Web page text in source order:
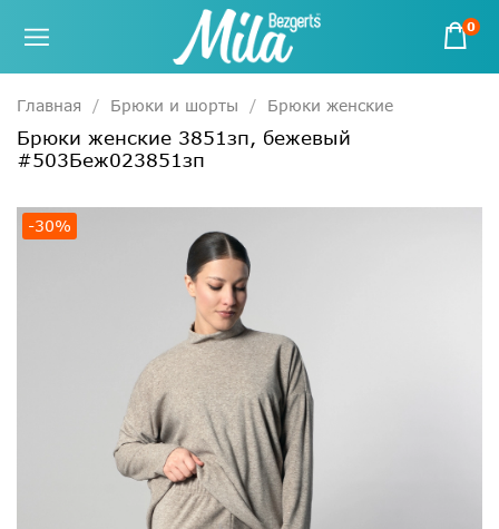
0
Главная Брюки и шорты Брюки женские
Брюки женские 3851зп, бежевый
#503Беж023851зп
-30%